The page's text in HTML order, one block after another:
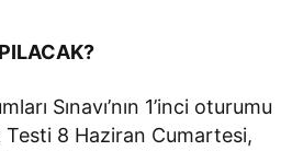
Sınavı’nın 1’inci oturumu
Testi 8 Haziran Cumartesi,